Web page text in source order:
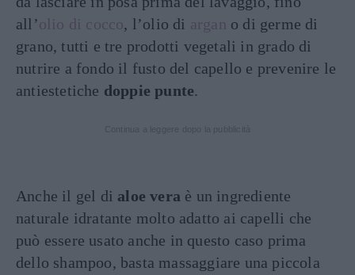
all’olio di cocco, l’olio di argan o di germe di
grano, tutti e tre prodotti vegetali in grado di
nutrire a fondo il fusto del capello e prevenire le
antiestetiche doppie punte.
Anche il gel di aloe vera è un ingrediente
naturale idratante molto adatto ai capelli che
può essere usato anche in questo caso prima
dello shampoo, basta massaggiare una piccola